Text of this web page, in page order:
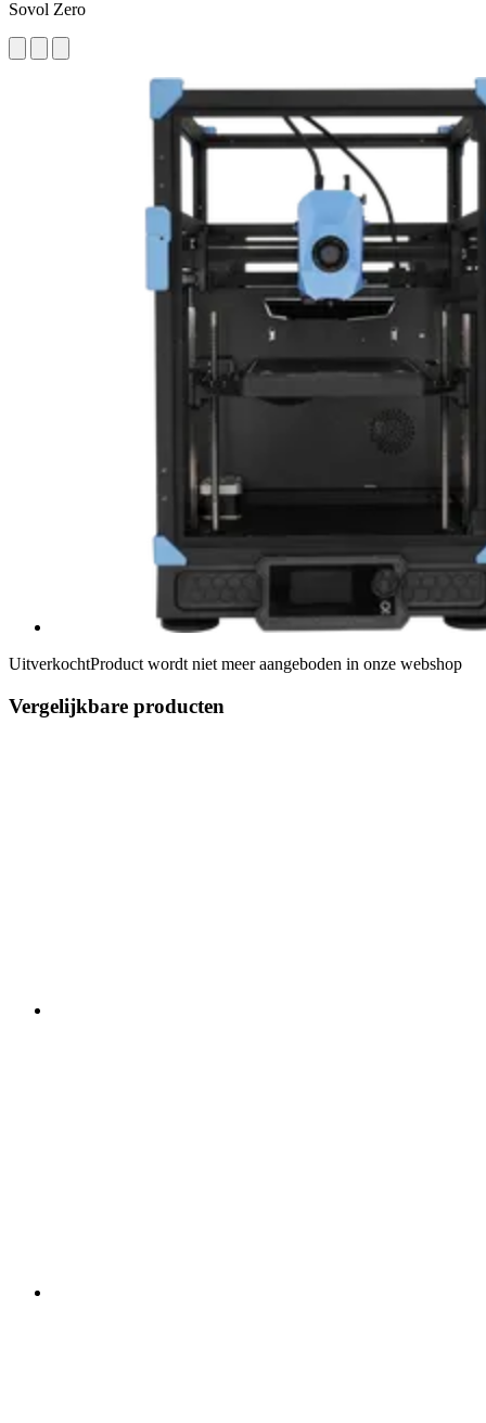
Sovol Zero
UitverkochtProduct wordt niet meer aangeboden in onze webshop
Vergelijkbare producten